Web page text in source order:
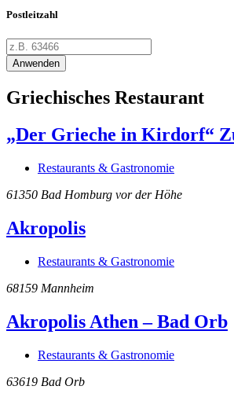
Postleitzahl
Anwenden
Griechisches Restaurant
„Der Grieche in Kirdorf“
Restaurants & Gastronomie
61350 Bad Homburg vor der Höhe
Akropolis
Restaurants & Gastronomie
68159 Mannheim
Akropolis Athen – Bad Orb
Restaurants & Gastronomie
63619 Bad Orb